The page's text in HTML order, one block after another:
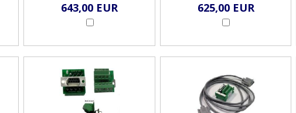
643,00 EUR 625,00 EUR